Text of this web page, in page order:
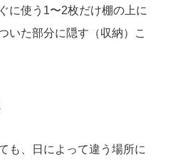
に使う1〜2枚だけ棚の上に
いた部分に隠す（収納）こ
も、日によって違う場所に